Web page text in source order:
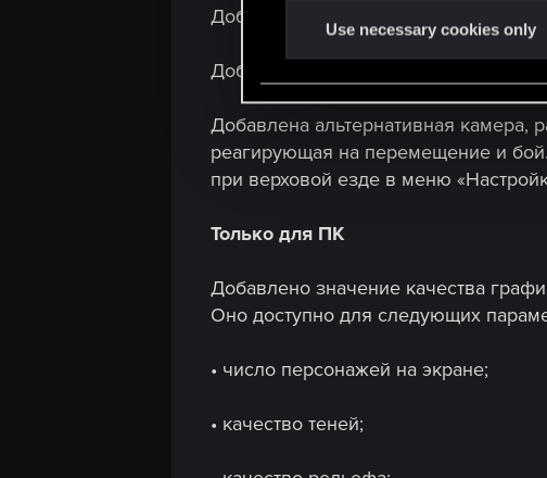
e
l
e
c
t
o
Use necessary cookies only
Добавлен фоторежим, позволяющий
Добавлена возможность
Добавлена альтернативная камера,
реагирующая на перемещение и
при верховой езде в меню
Только для ПК
Добавлено значение качества
Оно доступно для следующих
• число персонажей на экране;
• качество теней;